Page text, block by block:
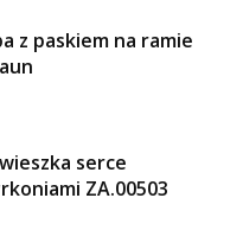
z paskiem na ramie
serce
ZA.00503